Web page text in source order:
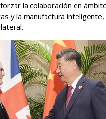
la colaboración en
y la manufactura